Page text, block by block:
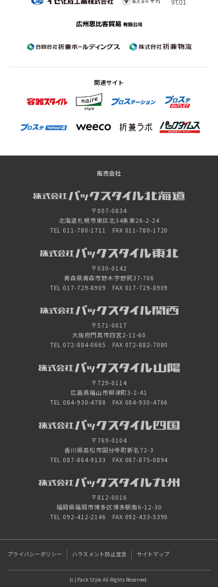
関連サイト
販売会社
〒007-0834
北海道札幌市東区北34条東26-2-24
TEL 011-780-1711 FAX 011-780-1720
〒030-0142
青森県青森市野木字野尻37-706
TEL 017-729-8909 FAX 017-729-8909
〒571-0017
大阪府門真市四宮2-11-60
TEL 072-884-0665 FAX 072-882-7080
〒729-0114
広島県福山市柳津町3-2-41
TEL 084-930-4788 FAX 084-930-4766
〒769-0104
香川県高松市国分寺町新名72-3
TEL 087-864-9133 FAX 087-875-0894
〒812-0016
福岡県福岡市博多区博多駅南6-12-30
TEL 092-412-2146 FAX 092-433-5390
プライバシーポリシー ハラスメント防止宣言 サイトマップ
(c) Pack Style All Rights Reserved.